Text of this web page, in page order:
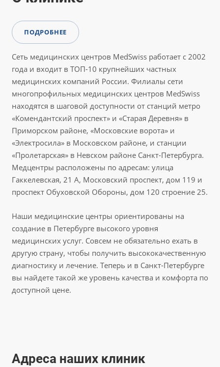
ПОДРОБНЕЕ
Сеть медицинских центров MedSwiss работает с 2002
года и входит в ТОП-10 крупнейших частных
медицинских компаний России. Филиалы сети
многопрофильных медицинских центров MedSwiss
находятся в шаговой доступности от станций метро
«Комендантский проспект» и «Старая Деревня» в
Приморском районе, «Московские ворота» и
«Электросила» в Московском районе, и станции
«Пролетарская» в Невском районе Санкт-Петербурга.
Медцентры расположены по адресам: улица
Гаккелевская, 21 А, Московский проспект, дом 119 и
проспект Обуховской Обороны, дом 120 строение 25.
Наши медицинские центры ориентированы на
создание в Петербурге высокого уровня
медицинских услуг. Совсем не обязательно ехать в
другую страну, чтобы получить высококачественную
диагностику и лечение. Теперь и в Санкт-Петербурге
вы найдете такой же уровень качества и комфорта по
доступной цене.
Адреса наших клиник